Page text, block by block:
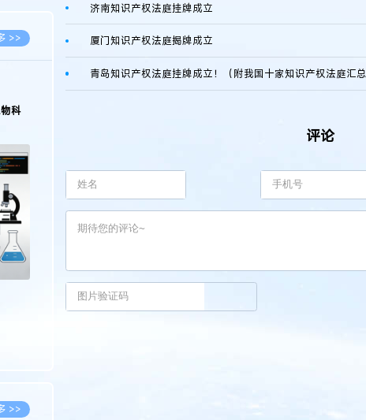
>>
>>
>>
科
>>
济南知识产权法庭挂牌成立
厦门知识产权法庭揭牌成立
青岛知识产权法庭挂牌成立！（附我国十家知识产权法庭汇
评论